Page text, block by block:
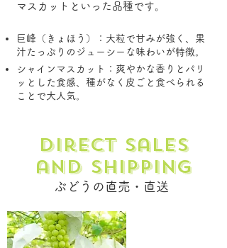
マスカットといった品種です。
巨峰（きょほう）：大粒で甘みが強く、果
汁たっぷりのジューシーな味わいが特徴。
シャインマスカット：爽やかな香りとパリ
ッとした食感、種がなく皮ごと食べられる
ことで大人気。
Direct sales
and shipping
​ぶどうの直売・直送